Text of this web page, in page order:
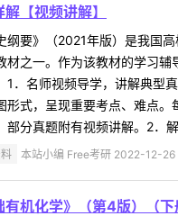
【视频讲解】
纲要》（2021年版）是我国
材之一。作为该教材的学习辅
1．名师视频导学，讲解典型
形式，呈现重要考点、难点。
部分真题附有视频讲解。2．
本站小编 Free考研 2022-12-26
有机化学》（第4版）（